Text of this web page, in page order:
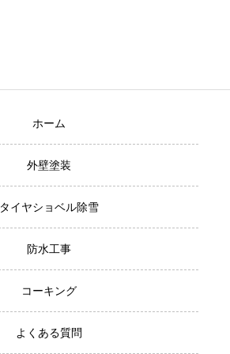
ホーム
外壁塗装
タイヤショベル除雪
防水工事
コーキング
よくある質問